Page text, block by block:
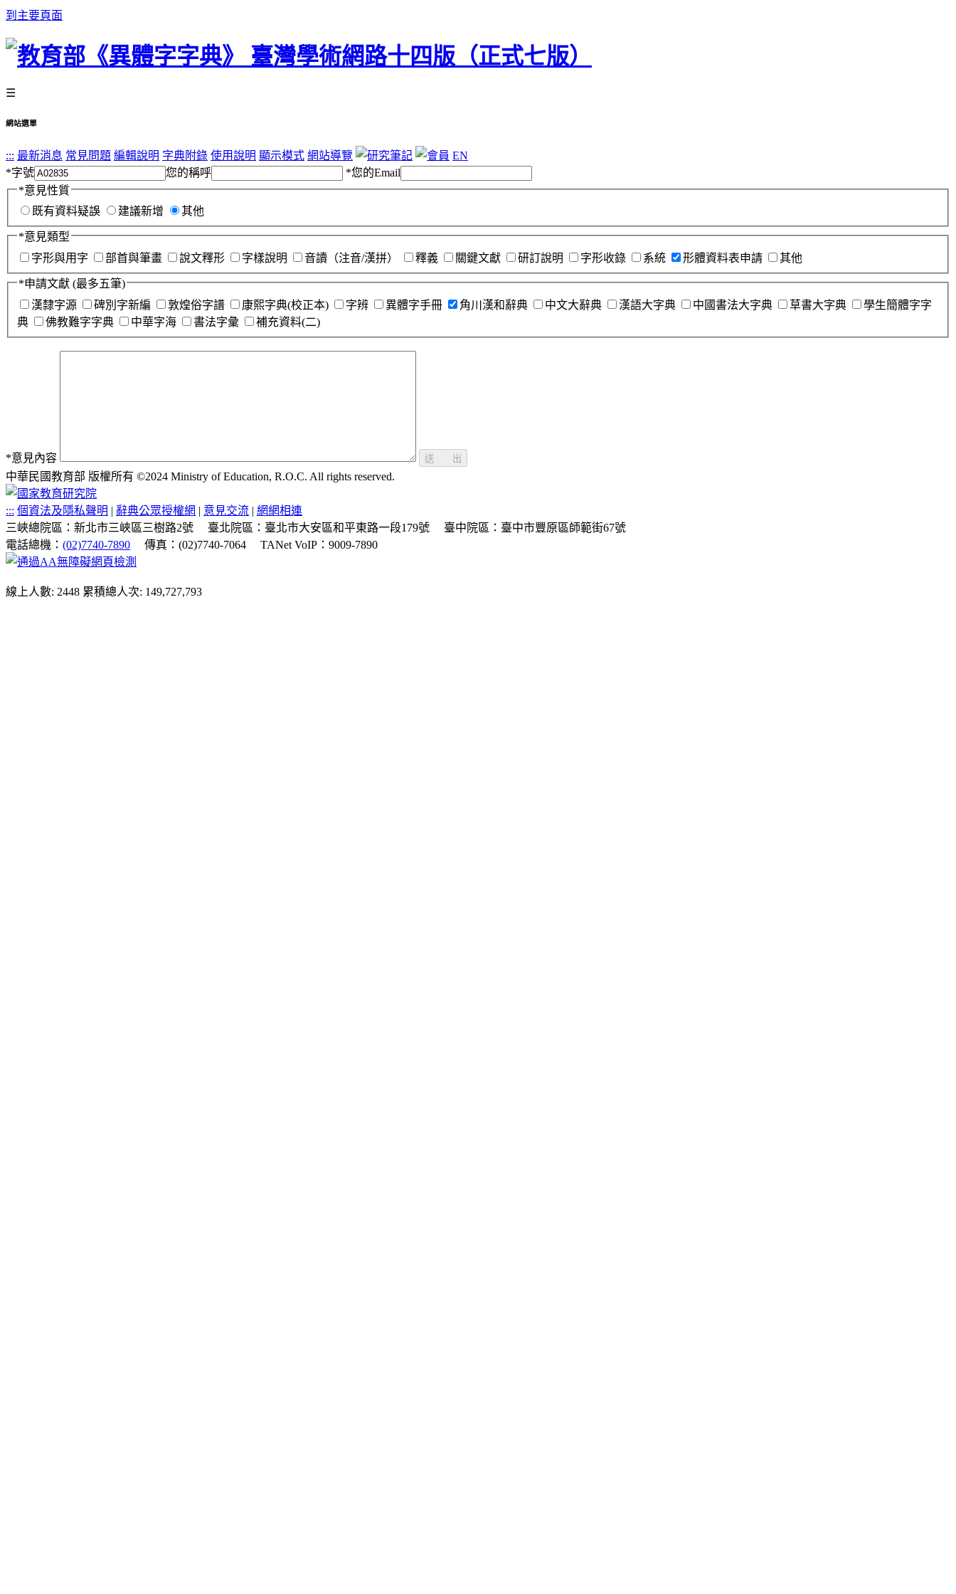
到主要頁面
☰
網站選單
::: 最新消息 常見問題 編輯說明 字典附錄 使用說明 顯示模式 網站導覽
EN
*字號 您的稱呼 *您的Email
*意見性質
既有資料疑誤
建議新增 其他
*意見類型
字形與用字
部首與筆畫 說文釋形 字樣說明 音讀（注音/漢拼） 釋義 關鍵文獻 研訂說明 字形收錄 系統 形體資料表申請 其他
*申請文獻 (最多五筆)
漢隸字源
碑別字新編 敦煌俗字譜 康熙字典(校正本) 字辨 異體字手冊 角川漢和辭典 中文大辭典 漢語大字典 中國書法大字典 草書大字典
學生簡體字字
典
佛教難字字典 中華字海 書法字彙 補充資料(二)
*意見內容 送 出
中華民國教育部 版權所有 ©2024 Ministry of Education, R.O.C. All rights reserved.
::: 個資法及隱私聲明 | 辭典公眾授權網 | 意見交流 | 網網相連
三峽總院區：新北市三峽區三樹路2號
臺北院區：臺北市大安區和平東路一段179號
臺中院區：臺中市豐原區師範街67號
電話總機： (02)7740-7890 傳真：(02)7740-7064 TANet VoIP：9009-7890
線上人數: 2448 累積總人次: 149,727,793